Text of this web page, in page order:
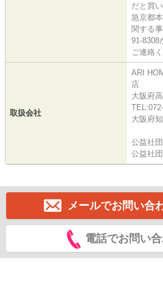
だと買
急京都
関する
91-8308
ご連絡く
取扱会社
ARI
店
大阪府
大阪府
公益社
公益社
メールでお問い合
電話でお問い